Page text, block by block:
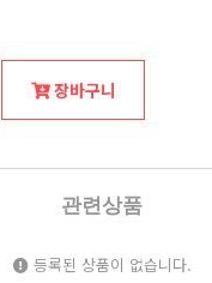
장바구니
관련상품
등록된 상품이 없습니다.